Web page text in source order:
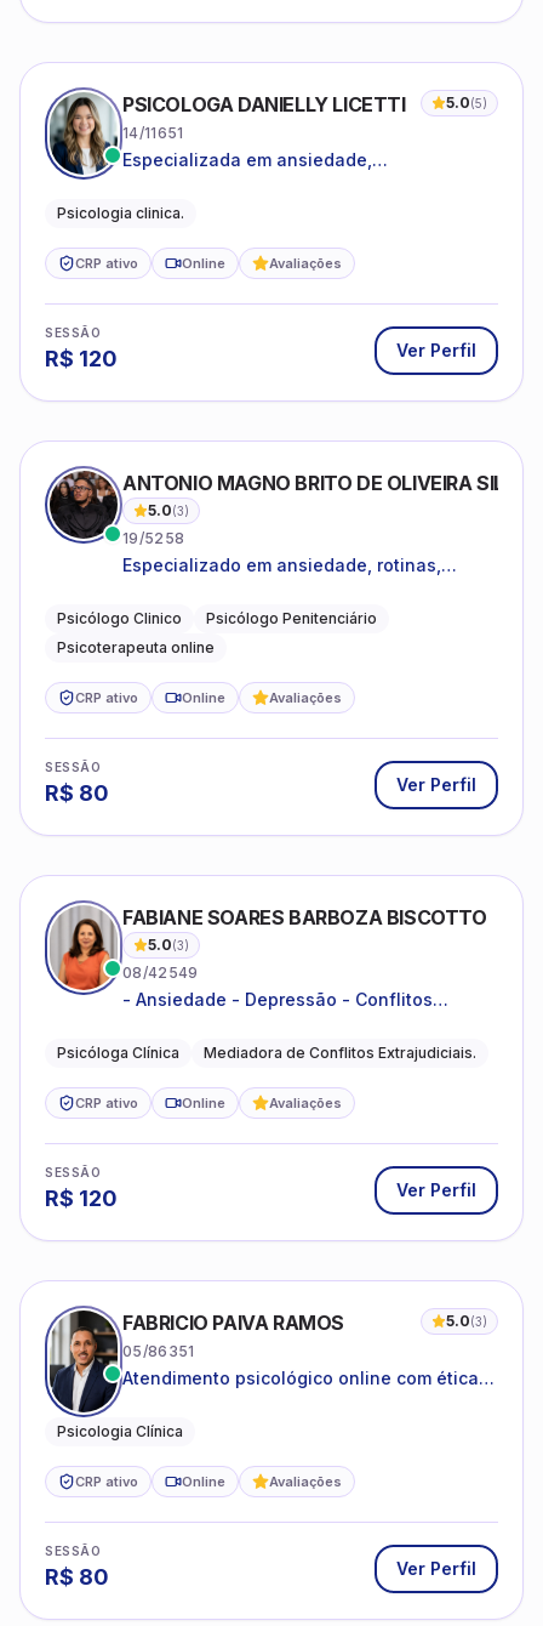
PSICOLOGA DANIELLY LICETTI 5.0(5)
14/11651
Especializada em ansiedade,
Psicologia clinica.
CRP ativo Online Avaliações
SESSÃO
R$ 120 Ver Perfil
ANTONIO MAGNO BRITO DE OLIVEIRA SILVA
5.0(3)
19/5258
Especializado em ansiedade, rotinas,
familiares e questões comportamentais.
Psicólogo Clinico
Psicólogo Penitenciário
Psicoterapeuta online
CRP ativo Online Avaliações
SESSÃO
R$ 80 Ver Perfil
FABIANE SOARES BARBOZA BISCOTTO
5.0(3)
08/42549
- Ansiedade - Depressão - Conflitos
relacionamentos - Autoestima -
Psicóloga Clínica Mediadora de Conflitos Extrajudiciais.
CRP ativo Online Avaliações
SESSÃO
R$ 120 Ver Perfil
FABRICIO PAIVA RAMOS 5.0(3)
05/86351
Atendimento psicológico online com ética,
Psicologia Clínica
CRP ativo Online Avaliações
SESSÃO
R$ 80 Ver Perfil